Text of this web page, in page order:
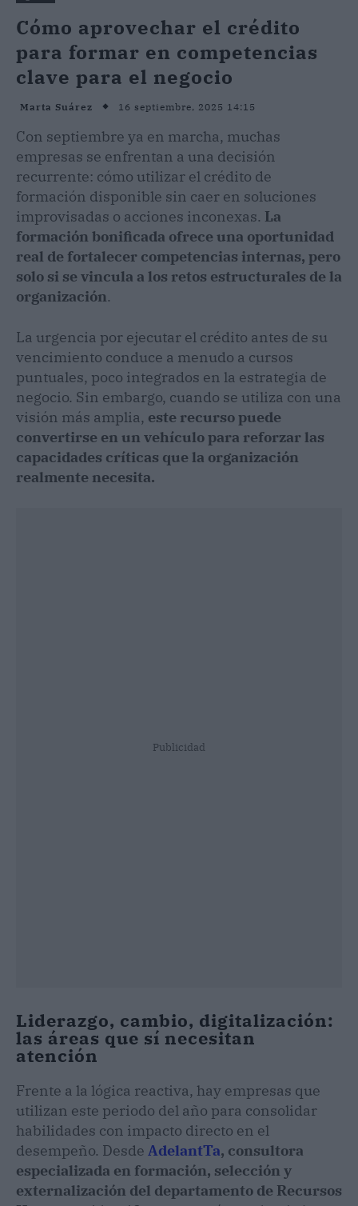
Cómo aprovechar el crédito
para formar en competencias
clave para el negocio
Marta Suárez 16 septiembre, 2025 14:15
Con septiembre ya en marcha, muchas
empresas se enfrentan a una decisión
recurrente: cómo utilizar el crédito de
formación disponible sin caer en soluciones
improvisadas o acciones inconexas. La
formación bonificada ofrece una oportunidad
real de fortalecer competencias internas, pero
solo si se vincula a los retos estructurales de la
organización.
La urgencia por ejecutar el crédito antes de su
vencimiento conduce a menudo a cursos
puntuales, poco integrados en la estrategia de
negocio. Sin embargo, cuando se utiliza con una
visión más amplia, este recurso puede
convertirse en un vehículo para reforzar las
capacidades críticas que la organización
realmente necesita.
Publicidad
Liderazgo, cambio, digitalización:
las áreas que sí necesitan
atención
Frente a la lógica reactiva, hay empresas que
utilizan este periodo del año para consolidar
habilidades con impacto directo en el
desempeño. Desde AdelantTa, consultora
especializada en formación, selección y
externalización del departamento de Recursos